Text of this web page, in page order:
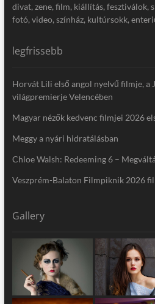
divat, zene, film, kiállítás, fesztiválok,
fotó, video, színház, kultúrsokk,
legfrissebb
Horvát Lili első angol nyelvű filmje, a
világpremierje Velencében
Magyar nézők kedvenc filmjei 2026
Meggy a nyári hidratálásban
Chloe Walsh: Redeeming 6 –
Veszprém-Balaton Filmpiknik 2026
Gallery